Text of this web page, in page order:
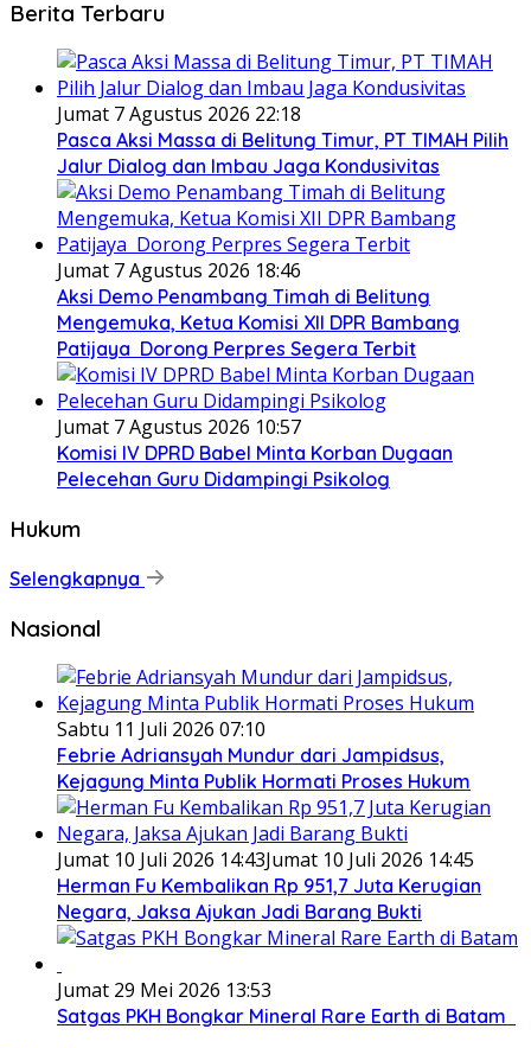
Berita Terbaru
Jumat 7 Agustus 2026 22:18
Pasca Aksi Massa di Belitung Timur, PT TIMAH Pilih
Jalur Dialog dan Imbau Jaga Kondusivitas
Jumat 7 Agustus 2026 18:46
Aksi Demo Penambang Timah di Belitung
Mengemuka, Ketua Komisi XII DPR Bambang
Patijaya Dorong Perpres Segera Terbit
Jumat 7 Agustus 2026 10:57
Komisi IV DPRD Babel Minta Korban Dugaan
Pelecehan Guru Didampingi Psikolog
Hukum
Selengkapnya
Nasional
Sabtu 11 Juli 2026 07:10
Febrie Adriansyah Mundur dari Jampidsus,
Kejagung Minta Publik Hormati Proses Hukum
Jumat 10 Juli 2026 14:43Jumat 10 Juli 2026 14:45
Herman Fu Kembalikan Rp 951,7 Juta Kerugian
Negara, Jaksa Ajukan Jadi Barang Bukti
Jumat 29 Mei 2026 13:53
Satgas PKH Bongkar Mineral Rare Earth di Batam